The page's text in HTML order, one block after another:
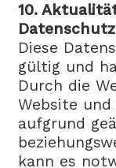
10.
Diese
gültig und
Durch die
Website
aufgrund
kann es